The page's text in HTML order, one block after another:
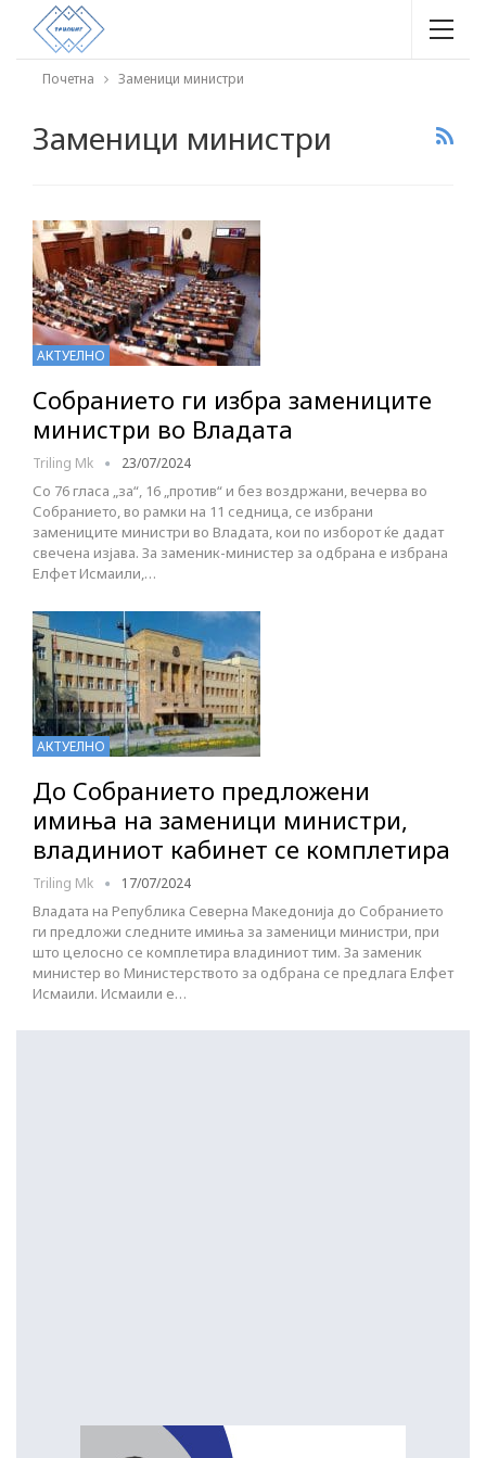
Почетна Заменици министри
Заменици министри
АКТУЕЛНО
Собранието ги избра замениците
министри во Владата
Triling Mk 23/07/2024
Со 76 гласа „за“, 16 „против“ и без воздржани, вечерва во
Собранието, во рамки на 11 седница, се избрани
замениците министри во Владата, кои по изборот ќе дадат
свечена изјава. За заменик-министер за одбрана е избрана
Елфет Исмаили,…
АКТУЕЛНО
До Собранието предложени
имиња на заменици министри,
владиниот кабинет се комплетира
Triling Mk 17/07/2024
Владата на Република Северна Македонија до Собранието
ги предложи следните имиња за заменици министри, при
што целосно се комплетира владиниот тим. За заменик
министер во Министерството за одбрана се предлага Елфет
Исмаили. Исмаили е…